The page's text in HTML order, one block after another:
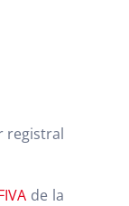
registral
de la